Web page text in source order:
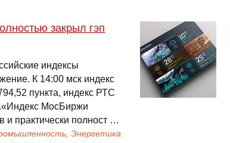
закрыл гэп
индексы
К 14:00 мск индекс
пункта, индекс РТС
МосБиржи
и практически полност …
Энергетика